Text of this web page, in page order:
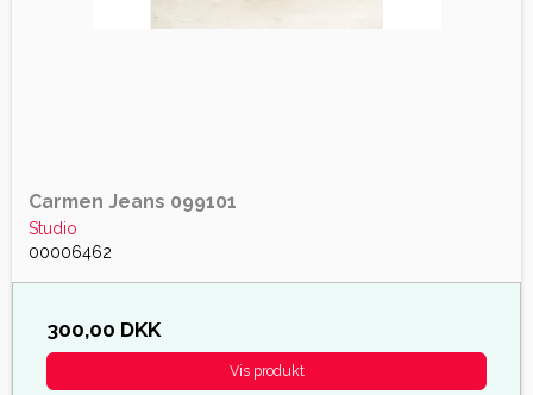
Carmen Jeans 099101
Studio
00006462
300,00 DKK
Vis produkt